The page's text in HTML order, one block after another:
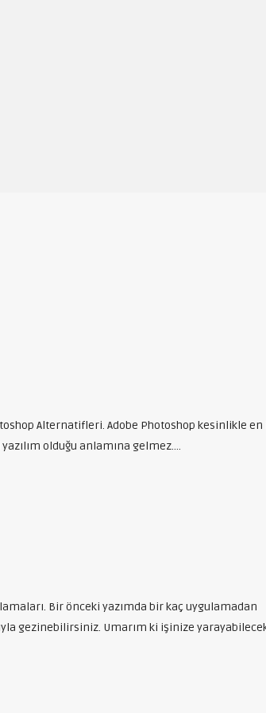
Alternatifleri. Adobe Photoshop kesinlikle en
olduğu anlamına gelmez….
Bir önceki yazımda bir kaç uygulamadan
gezinebilirsiniz. Umarım ki işinize